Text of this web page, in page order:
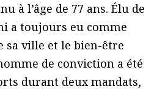
à l’âge de 77 ans. Élu de
a toujours eu comme
sa ville et le bien-être
de conviction a été
durant deux mandats,